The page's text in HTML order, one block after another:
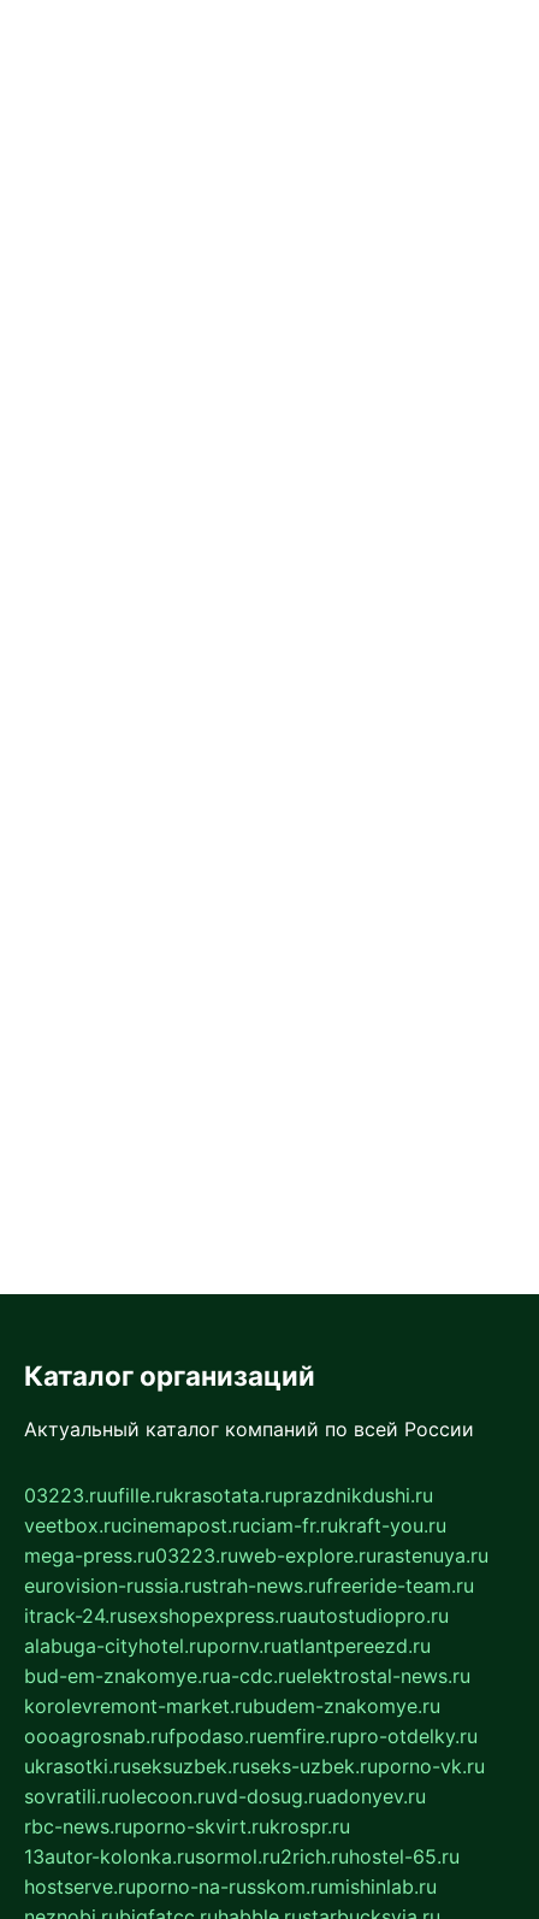
Каталог организаций
Актуальный каталог компаний по всей России
03223.ruufille.rukrasotata.ruprazdnikdushi.ru
veetbox.rucinemapost.ruciam-fr.rukraft-you.ru
mega-press.ru03223.ruweb-explore.rurastenuya.ru
eurovision-russia.rustrah-news.rufreeride-team.ru
itrack-24.rusexshopexpress.ruautostudiopro.ru
alabuga-cityhotel.rupornv.ruatlantpereezd.ru
bud-em-znakomye.rua-cdc.ruelektrostal-news.ru
korolevremont-market.rubudem-znakomye.ru
oooagrosnab.rufpodaso.ruemfire.rupro-otdelky.ru
ukrasotki.ruseksuzbek.ruseks-uzbek.ruporno-vk.ru
sovratili.ruolecoon.ruvd-dosug.ruadonyev.ru
rbc-news.ruporno-skvirt.rukrospr.ru
13autor-kolonka.rusormol.ru2rich.ruhostel-65.ru
hostserve.ruporno-na-russkom.rumishinlab.ru